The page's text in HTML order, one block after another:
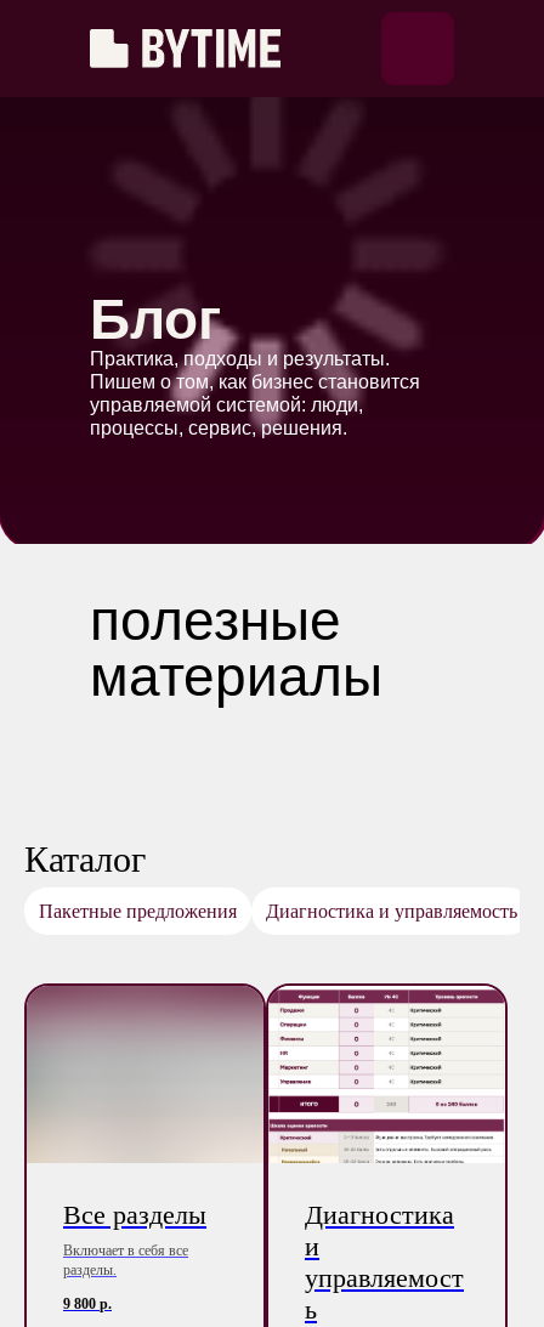
Блог
Практика, подходы и результаты.
Пишем о том, как бизнес становится
управляемой системой: люди,
процессы, сервис, решения.
полезные
материалы
Каталог
Пакетные предложения Диагностика и управляемость
Все разделы
Включает в себя все
разделы.
9 800 р.
Диагностика
и
управляемост
ь